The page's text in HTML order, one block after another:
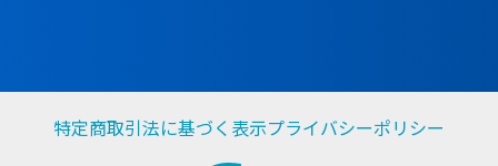
特定商取引法に基づく表示プライバシーポリシー